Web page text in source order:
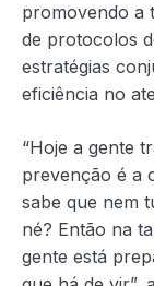
promovendo a
de protocolos
estratégias
eficiência no
“Hoje a gente
prevenção é a
sabe que nem
né? Então na
gente está